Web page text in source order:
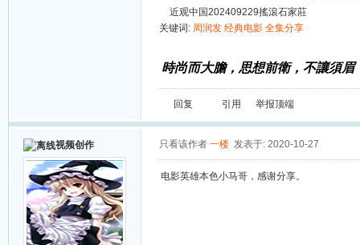
近观中国202409229搖滾石家莊
关键词: 周润发 经典电影 全集分享
時尚而大膽，思想前衛，不讓須眉
回复 引用 举报顶端
视频创作 只看该作者 一楼 发表于: 2020-10-27
电影英雄本色小马哥，感谢分享。